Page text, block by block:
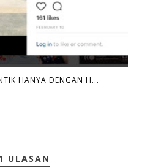
HANYA DENGAN H...
ULASAN